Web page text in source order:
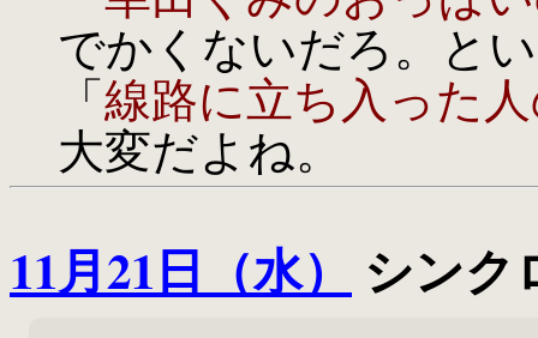
でかくないだろ。と
「線路に立ち入った
大変だよね。
11月21日（水） シンク